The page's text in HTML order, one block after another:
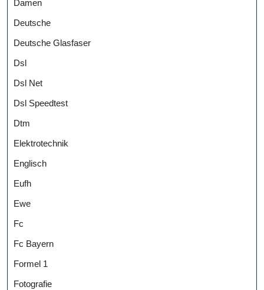
Damen
Deutsche
Deutsche Glasfaser
Dsl
Dsl Net
Dsl Speedtest
Dtm
Elektrotechnik
Englisch
Eufh
Ewe
Fc
Fc Bayern
Formel 1
Fotografie